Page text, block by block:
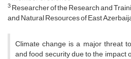
3Researcher of the Research and
and Natural Resources of East
Climate change is a major threat
and food security due to the impact